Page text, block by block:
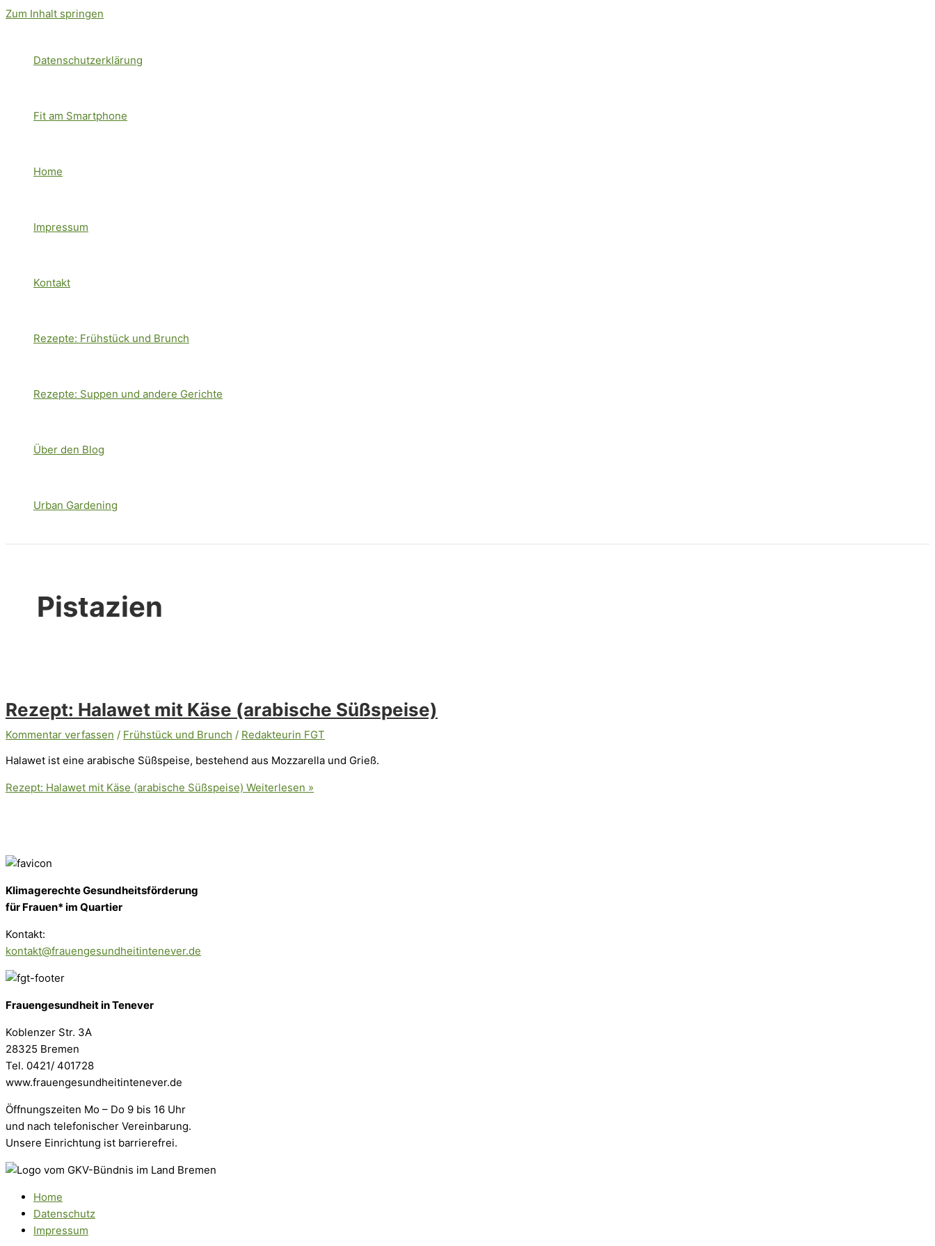
Zum Inhalt springen
Datenschutzerklärung
Fit am Smartphone
Home
Impressum
Kontakt
Rezepte: Frühstück und Brunch
Rezepte: Suppen und andere Gerichte
Über den Blog
Urban Gardening
Pistazien
Rezept: Halawet mit Käse (arabische Süßspeise)
Kommentar verfassen / Frühstück und Brunch / Redakteurin FGT
Halawet ist eine arabische Süßspeise, bestehend aus Mozzarella und Grieß.
Rezept: Halawet mit Käse (arabische Süßspeise) Weiterlesen »
Klimagerechte Gesundheitsförderung
für Frauen* im Quartier
Kontakt:
kontakt@frauengesundheitintenever.de
Frauengesundheit in Tenever
Koblenzer Str. 3A
28325 Bremen
Tel. 0421/ 401728
www.frauengesundheitintenever.de
Öffnungszeiten Mo – Do 9 bis 16 Uhr
und nach telefonischer Vereinbarung.
Unsere Einrichtung ist barrierefrei.
Home
Datenschutz
Impressum